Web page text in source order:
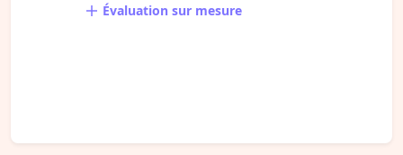
Évaluation sur mesure